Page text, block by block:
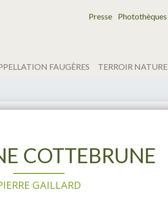
Presse Photothèques
FAUGÈRES TERROIR NATURE
COTTEBRUNE
GAILLARD